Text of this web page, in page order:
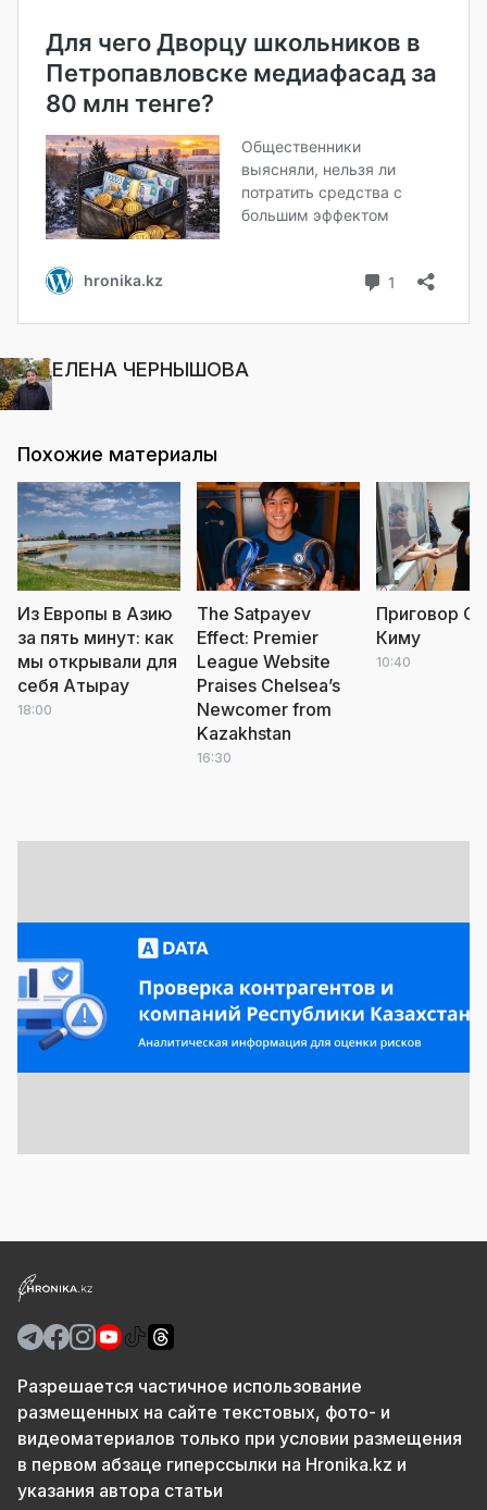
ЕЛЕНА ЧЕРНЫШОВА
Похожие материалы
Из Европы в Азию
за пять минут: как
мы открывали для
себя Атырау
18:00
The Satpayev
Effect: Premier
League Website
Praises Chelsea’s
Newcomer from
Kazakhstan
16:30
Приговор
Киму
10:40
Разрешается частичное использование
размещенных на сайте текстовых, фото- и
видеоматериалов только при условии размещения
в первом абзаце гиперссылки на Hronika.kz и
указания автора статьи